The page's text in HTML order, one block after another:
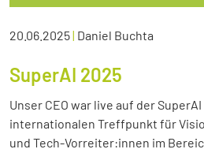
20.06.2025| Daniel Buchta
SuperAI 2025
Unser CEO war live auf der
internationalen Treffpunkt für
und Tech-Vorreiter:innen im